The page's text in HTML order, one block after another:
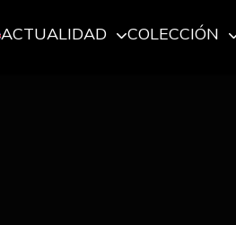
ACTUALIDAD COLECCIÓN